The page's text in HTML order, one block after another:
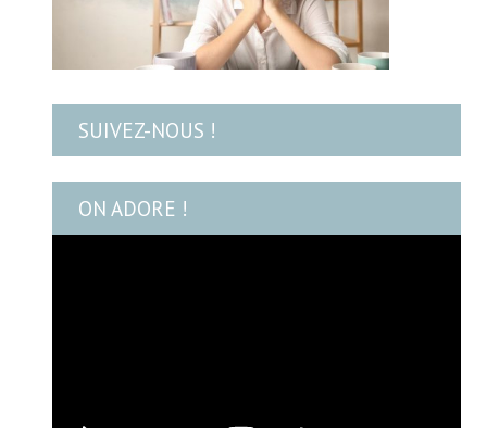
SUIVEZ-NOUS !
ON ADORE !